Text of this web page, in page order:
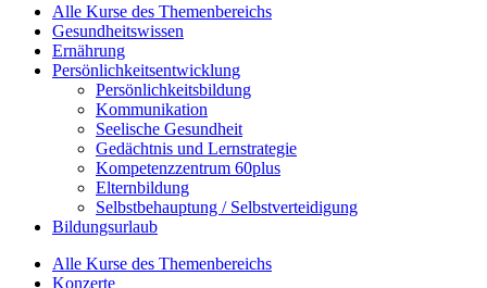
Alle Kurse des Themenbereichs
Gesundheitswissen
Ernährung
Persönlichkeitsentwicklung
Persönlichkeitsbildung
Kommunikation
Seelische Gesundheit
Gedächtnis und Lernstrategie
Kompetenzzentrum 60plus
Elternbildung
Selbstbehauptung / Selbstverteidigung
Bildungsurlaub
Alle Kurse des Themenbereichs
Konzerte